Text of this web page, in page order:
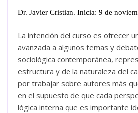
Dr. Javier Cristian. Inicia: 9 de
La intención del curso es ofrecer
avanzada a algunos temas y
sociológica contemporánea,
estructura y de la naturaleza del
por trabajar sobre autores más
en el supuesto de que cada
lógica interna que es importante